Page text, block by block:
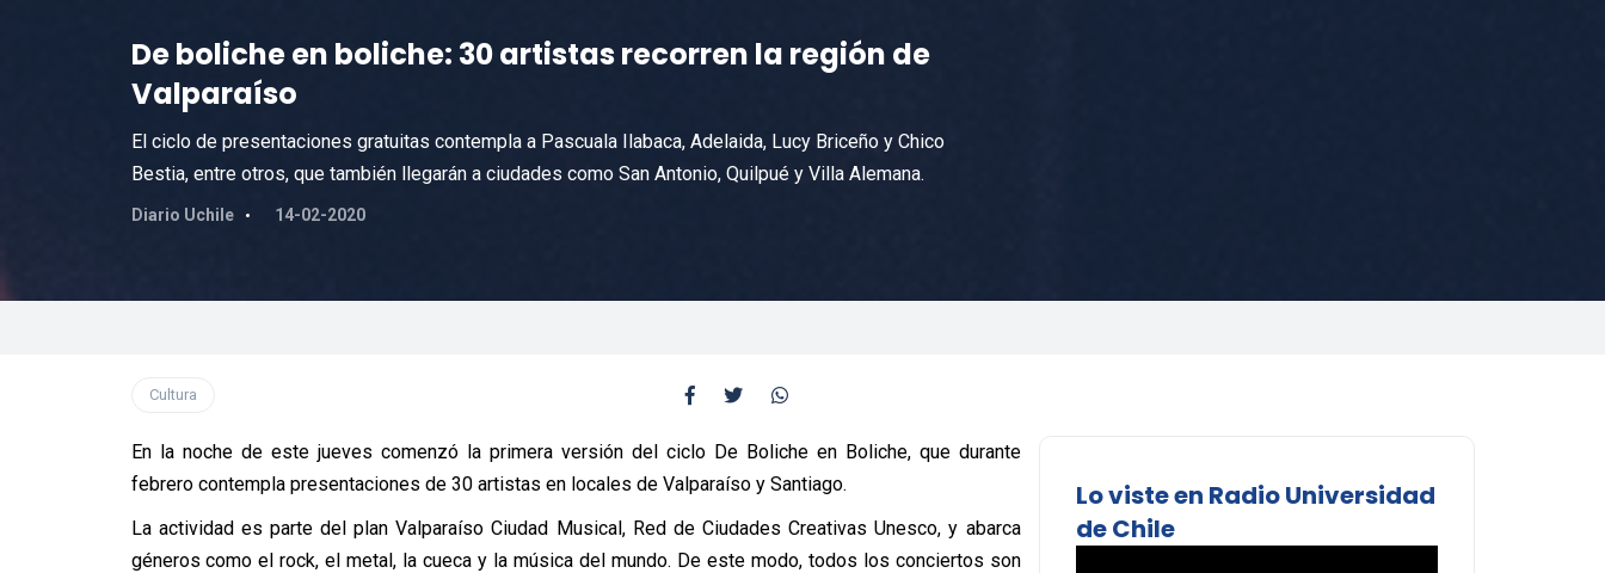
De boliche en boliche: 30 artistas recorren la región de
Valparaíso
El ciclo de presentaciones gratuitas contempla a Pascuala Ilabaca, Adelaida, Lucy Briceño y Chico
Bestia, entre otros, que también llegarán a ciudades como San Antonio, Quilpué y Villa Alemana.
Diario Uchile 14-02-2020
Cultura
En la noche de este jueves comenzó la primera versión del ciclo De Boliche en Boliche, que durante
febrero contempla presentaciones de 30 artistas en locales de Valparaíso y Santiago.
La actividad es parte del plan Valparaíso Ciudad Musical, Red de Ciudades Creativas Unesco, y abarca
géneros como el rock, el metal, la cueca y la música del mundo. De este modo, todos los conciertos son
Lo viste en Radio Universidad
de Chile